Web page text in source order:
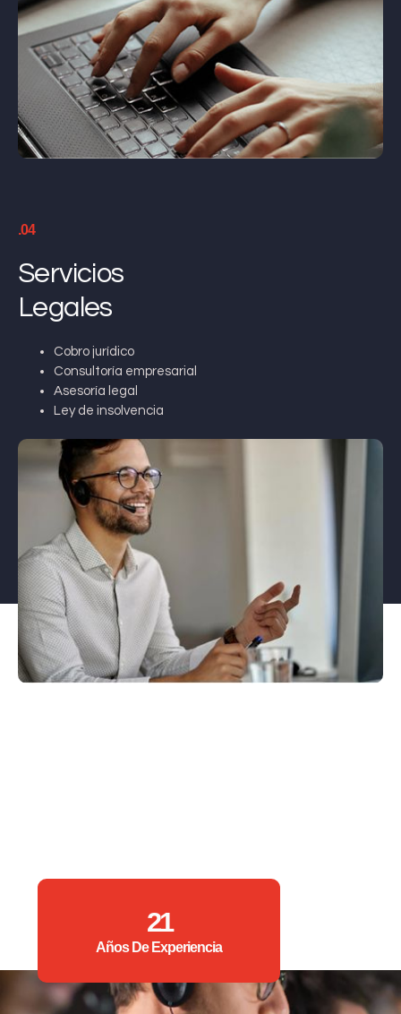
.04
Servicios
Legales
Cobro jurídico
Consultoría empresarial
Asesoría legal
Ley de insolvencia
21
Años De Experiencia